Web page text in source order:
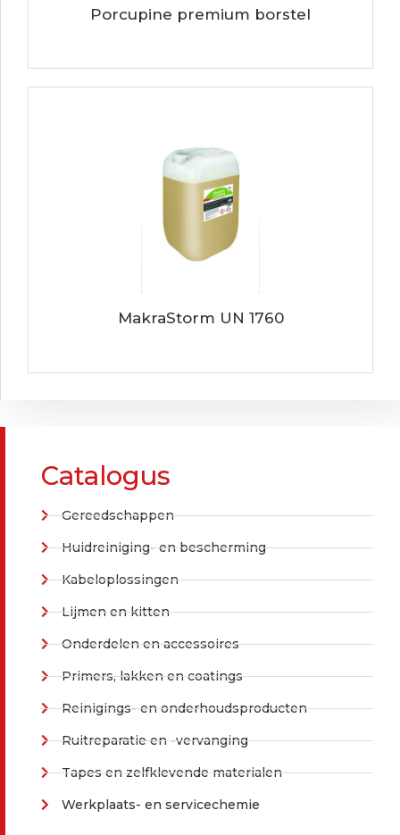
Catalogus
Gereedschappen
Huidreiniging- en bescherming
Kabeloplossingen
Lijmen en kitten
Onderdelen en accessoires
Primers, lakken en coatings
Reinigings- en onderhoudsproducten
Ruitreparatie en -vervanging
Tapes en zelfklevende materialen
Werkplaats- en servicechemie
Porcupine premium borstel
MakraStorm UN 1760